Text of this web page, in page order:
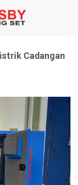
Cadangan